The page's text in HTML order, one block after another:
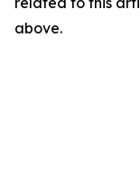
above.